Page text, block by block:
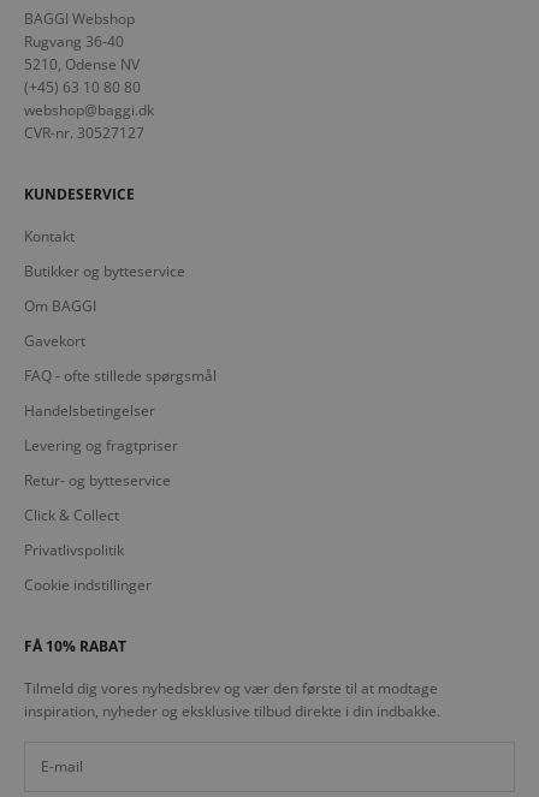
BAGGI Webshop
Rugvang 36-40
5210, Odense NV
(+45) 63 10 80 80
webshop@baggi.dk
CVR-nr. 30527127
KUNDESERVICE
Kontakt
Butikker og bytteservice
Om BAGGI
Gavekort
FAQ - ofte stillede spørgsmål
Handelsbetingelser
Levering og fragtpriser
Retur- og bytteservice
Click & Collect
Privatlivspolitik
Cookie indstillinger
FÅ 10% RABAT
Tilmeld dig vores nyhedsbrev og vær den første til at modtage
inspiration, nyheder og eksklusive tilbud direkte i din indbakke.